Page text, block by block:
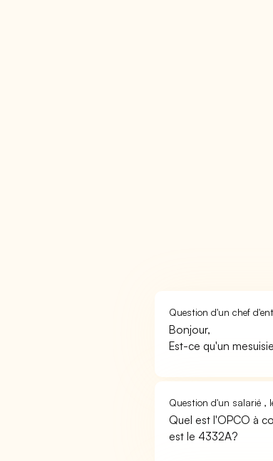
Question d'un chef
Bonjour,
Est-ce qu'un
Question d'un salarié ,
Quel est l'OPCO à
est le 4332A?